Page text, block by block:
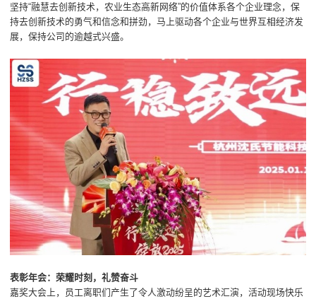
坚持“融慧去创新技术，农业生态高新网络”的价值体系各个企业理念，保
持去创新技术的勇气和信念和拼劲，马上驱动各个企业与世界互相经济发
展，保持公司的逾越式兴盛。
表彰年会：荣耀时刻，礼赞奋斗
嘉奖大会上，员工离职们产生了令人激动纷呈的艺术汇演，活动现场快乐